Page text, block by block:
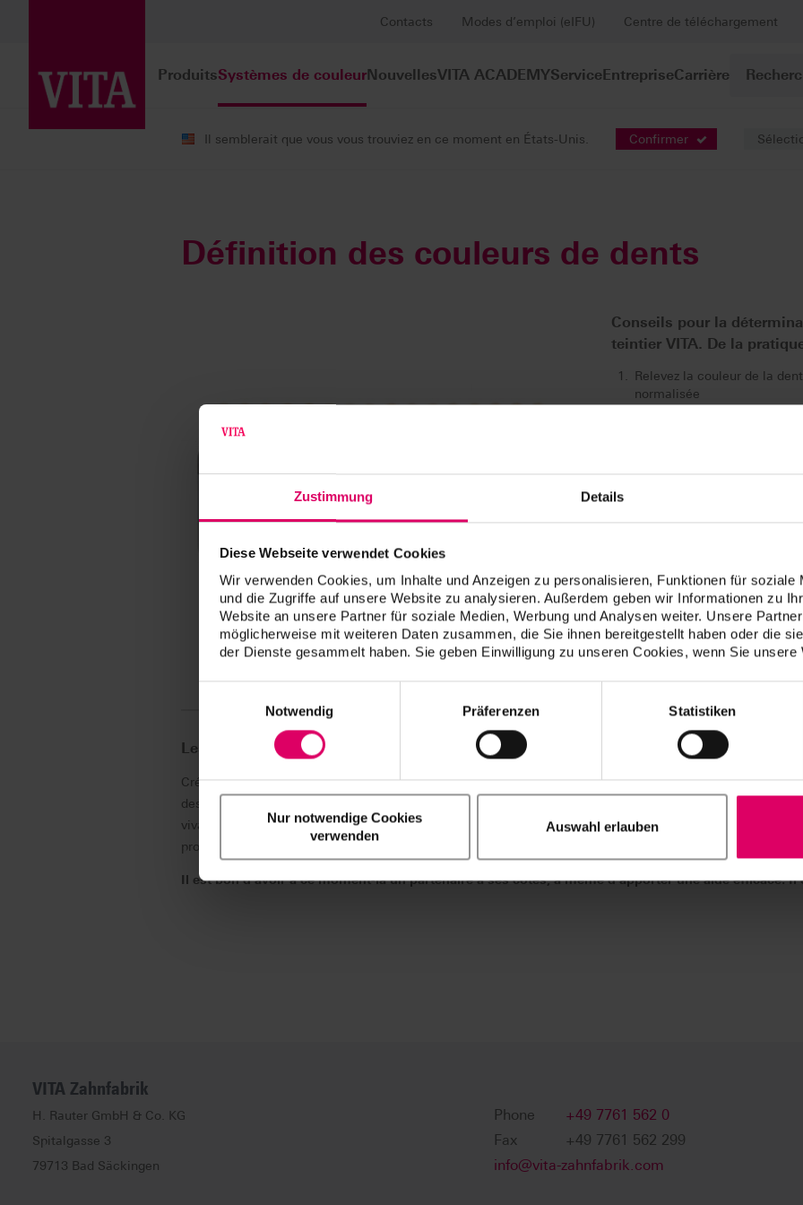
Zustimmung Details
Diese Webseite verwendet Cookies
Wir verwenden Cookies, um Inhalte und Anzeigen zu personalisieren, Funktionen für soziale
und die Zugriffe auf unsere Website zu analysieren. Außerdem geben wir Informationen zu
Website an unsere Partner für soziale Medien, Werbung und Analysen weiter. Unsere
möglicherweise mit weiteren Daten zusammen, die Sie ihnen bereitgestellt haben oder die
der Dienste gesammelt haben. Sie geben Einwilligung zu unseren Cookies, wenn Sie unsere
Notwendig
Präferenzen Statistiken
Nur notwendige Cookies
verwenden
Auswahl erlauben
Contacts Modes d’emploi (eIFU) Centre de téléchargement
ProduitsSystèmes de couleurNouvellesVITA ACADEMYServiceEntrepriseCarrière
Il semblerait que vous vous trouviez en ce moment en États-Unis. Confirmer
Définition des couleurs de dents
Conseils pour la
teintier VITA. De la
Relevez la couleur de la
normalisée
Veillez à ce que
le rouge à lèvres, le
première décision car au
Désinfectez le teintier
Les performances reposent sur un système sûr.
Créer ou préserver des dents esthétiques et saines : tel est l'objectif poursuivi au cours des entretiens
des thérapies.
vivant est un défi de tous les jours.Les couleurs de dent naturelles se différencient par leur
processus de restauration complet est soumis à l'interaction de ces facteurs.
Il est bon d'avoir à ce moment-là un partenaire à ses côtés, à même d'apporter une aide efficace. Il
VITA Zahnfabrik
H. Rauter GmbH & Co. KG
Spitalgasse 3
79713 Bad Säckingen
Phone
+49 7761 562 0
Fax
+49 7761 562 299
info@vita-zahnfabrik.com